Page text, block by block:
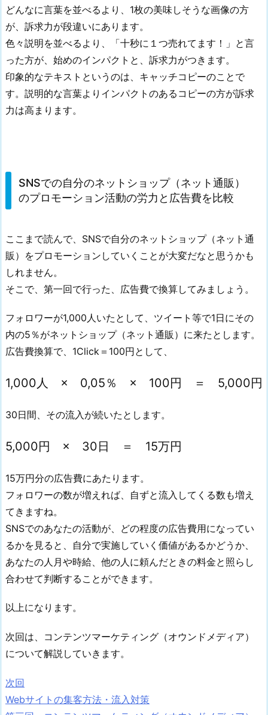
どんなに言葉を並べるより、1枚の美味しそうな画像の方
が、訴求力が段違いにあります。
色々説明を並べるより、「十秒に１つ売れてます！」と言
った方が、始めのインパクトと、訴求力がつきます。
印象的なテキストというのは、キャッチコピーのことで
す。説明的な言葉よりインパクトのあるコピーの方が訴求
力は高まります。
SNSでの自分のネットショップ（ネット通販）
のプロモーション活動の労力と広告費を比較
ここまで読んで、SNSで自分のネットショップ（ネット通
販）をプロモーションしていくことが大変だなと思うかも
しれません。
そこで、第一回で行った、広告費で換算してみましょう。
フォロワーが1,000人いたとして、ツイート等で1日にその
内の5％がネットショップ（ネット通販）に来たとします。
広告費換算で、1Click＝100円として、
1,000人 × 0,05％ × 100円 ＝ 5,000円
30日間、その流入が続いたとします。
5,000円 × 30日 ＝ 15万円
15万円分の広告費にあたります。
フォロワーの数が増えれば、自ずと流入してくる数も増え
てきますね。
SNSでのあなたの活動が、どの程度の広告費用になってい
るかを見ると、自分で実施していく価値があるかどうか、
あなたの人月や時給、他の人に頼んだときの料金と照らし
合わせて判断することができます。
以上になります。
次回は、コンテンツマーケティング（オウンドメディア）
について解説していきます。
次回
Webサイトの集客方法・流入対策